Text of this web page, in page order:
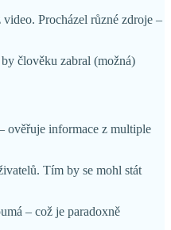
Procházel různé zdroje –
člověku zabral (možná)
ověřuje informace z multiple
Tím by se mohl stát
– což je paradoxně